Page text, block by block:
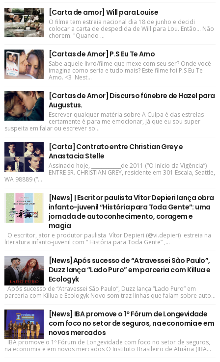
[Carta de amor] Will para Louise
O filme tem estreia nacional dia 18 de junho e decidi
colocar a carta de despedida de Will para Lou. Então... Não
chorem. "Quando ...
[Cartas de Amor] P.S Eu Te Amo
Sabe aquele livro/filme que mexe com seu ser? Onde você
imagina como seria e tudo mais? Este filme foi P.S Eu Te
Amo. <3 Nest...
[Cartas de Amor] Discurso fúnebre de Hazel para
Augustus.
Escrever qualquer matéria sobre A Culpa é das estrelas
certamente é para me emocionar, já que eu sou super
suspeita em falar ou escrever so...
[Carta] Contrato entre Christian Grey e
Anastacia Stelle
Assinado hoje, ____________de 2011 (“O Início da Vigência”)
ENTRE SR. CHRISTIAN GREY, residente em 301 Escala, Seattle,
WA 98889 (“...
[News] | Escritor paulista Vítor Depieri lança obra
infanto-juvenil “História para Toda Gente”: uma
jornada de autoconhecimento, coragem e
magia
O escritor, ator e produtor paulista Vítor Depieri (@vi.depieri) estreia na
literatura infanto-juvenil com “ História para Toda Gente” ,...
[News]Após sucesso de “Atravessei São Paulo”,
Duzz lança “Lado Puro” em parceria com Killua e
Ecologyk
Após sucesso de “Atravessei São Paulo”, Duzz lança “Lado Puro” em
parceria com Killua e Ecologyk Novo som traz linhas que falam sobre auto...
[News] IBA promove o 1º Fórum de Longevidade
com foco no setor de seguros, na economia e em
novos mercados
IBA promove o 1º Fórum de Longevidade com foco no setor de seguros,
na economia e em novos mercados O Instituto Brasileiro de Atuária (IBA...